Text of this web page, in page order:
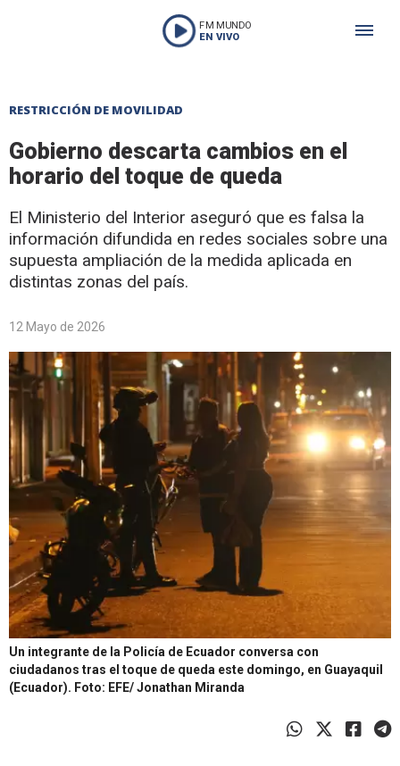
FM MUNDO
EN VIVO
RESTRICCIÓN DE MOVILIDAD
Gobierno descarta cambios en el
horario del toque de queda
El Ministerio del Interior aseguró que es falsa la
información difundida en redes sociales sobre una
supuesta ampliación de la medida aplicada en
distintas zonas del país.
12 Mayo de 2026
Un integrante de la Policía de Ecuador conversa con
ciudadanos tras el toque de queda este domingo, en Guayaquil
(Ecuador). Foto: EFE/ Jonathan Miranda